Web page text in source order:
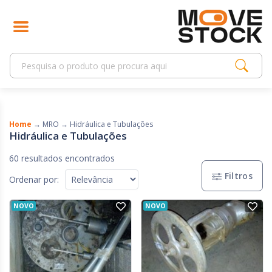
Home → MRO → Hidráulica e Tubulações
Hidráulica e Tubulações
60 resultados encontrados
Ordenar por:
Filtros
NOVO NOVO